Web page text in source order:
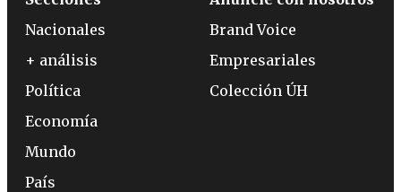
Nacionales
+ análisis
Política
Economía
Mundo
País
Brand Voice
Empresariales
Colección ÚH